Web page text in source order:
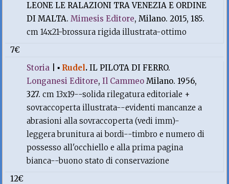
LEONE LE RALAZIONI TRA VENEZIA E ORDINE
DI MALTA.Mimesis Editore, Milano. 2015, 185.
cm 14x21-brossura rigida illustrata-ottimo
7€
Storia |▪ Rudel.IL PILOTA DI FERRO.
Longanesi Editore,Il Cammeo Milano. 1956,
327.cm 13x19--solida rilegatura editoriale +
sovraccoperta illustrata--evidenti mancanze a
abrasioni alla sovraccoperta (vedi imm)-
leggera brunitura ai bordi--timbro e numero di
possesso all'occhiello e alla prima pagina
bianca--buono stato di conservazione
12€